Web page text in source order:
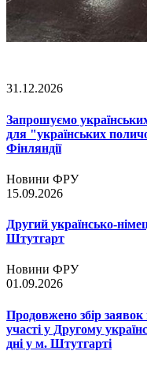
31.12.2026
Запрошуємо
для "українських
Фінляндії
Новини ФРУ
15.09.2026
Другий українсько-
Штутгарт
Новини ФРУ
01.09.2026
Продовжено збір заявок
участі у Другому
дні у м. Штутгарті